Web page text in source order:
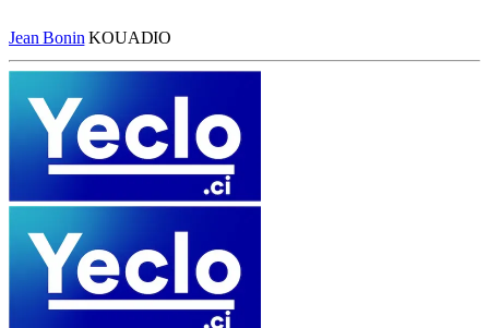
Jean Bonin KOUADIO